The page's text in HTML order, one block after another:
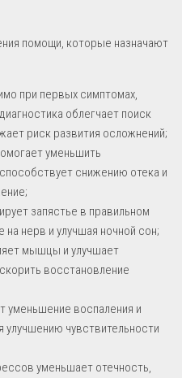
помощи, которые назначают
при первых симптомах,
облегчает поиск
риск развития осложнений;
уменьшить
снижению отека и
запястье в правильном
нерв и улучшая ночной сон;
мышцы и улучшает
восстановление
уменьшение воспаления и
улучшению чувствительности
уменьшает отечность,